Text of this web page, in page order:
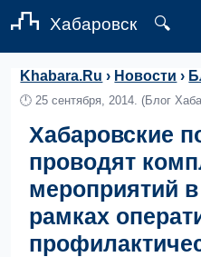
Хабаровск 🔍
Khabara.Ru › Новости ›
🕛25 сентября, 2014. (Блог
Хабаровские
проводят
мероприятий
рамках